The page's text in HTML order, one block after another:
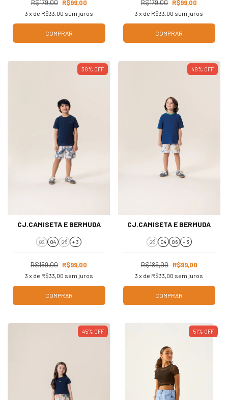
R$179,00 R$99,00
3 x de R$33,00 sem juros
COMPRAR
R$179,00 R$99,00
3 x de R$33,00 sem juros
COMPRAR
38% OFF
CJ.CAMISETA E BERMUDA
02 04 06 + 3
R$159,00 R$99,00
3 x de R$33,00 sem juros
COMPRAR
48% OFF
CJ.CAMISETA E BERMUDA
02 04 06 + 3
R$189,00 R$99,00
3 x de R$33,00 sem juros
COMPRAR
45% OFF 51% OFF